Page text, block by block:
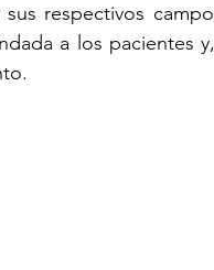
sus respectivos
a los pacientes